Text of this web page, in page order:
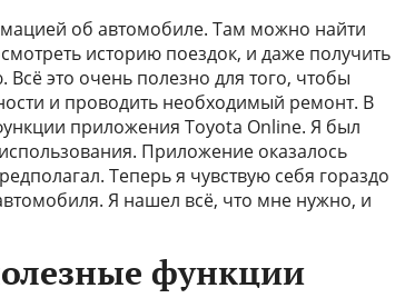
об автомобиле. Там можно найти
историю поездок, и даже получить
это очень полезно для того, чтобы
и проводить необходимый ремонт. В
приложения Toyota Online. Я был
Приложение оказалось
Теперь я чувствую себя гораздо
Я нашел всё, что мне нужно, и
функции